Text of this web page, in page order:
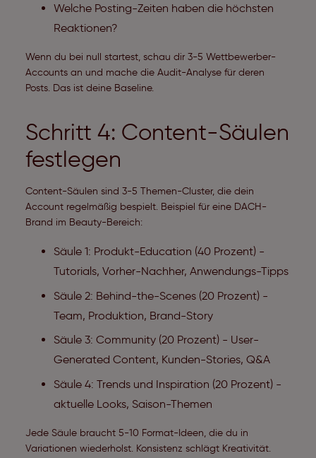
Welche Posting-Zeiten haben die höchsten
Reaktionen?
Wenn du bei null startest, schau dir 3-5 Wettbewerber-
Accounts an und mache die Audit-Analyse für deren
Posts. Das ist deine Baseline.
Schritt 4: Content-Säulen
festlegen
Content-Säulen sind 3-5 Themen-Cluster, die dein
Account regelmäßig bespielt. Beispiel für eine DACH-
Brand im Beauty-Bereich:
Säule 1: Produkt-Education (40 Prozent) -
Tutorials, Vorher-Nachher, Anwendungs-Tipps
Säule 2: Behind-the-Scenes (20 Prozent) -
Team, Produktion, Brand-Story
Säule 3: Community (20 Prozent) - User-
Generated Content, Kunden-Stories, Q&A
Säule 4: Trends und Inspiration (20 Prozent) -
aktuelle Looks, Saison-Themen
Jede Säule braucht 5-10 Format-Ideen, die du in
Variationen wiederholst. Konsistenz schlägt Kreativität.